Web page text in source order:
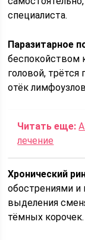
специалиста.
Паразитарное
беспокойством
головой,
отёк
Читать еще:
лечение
Хронический
обострениями
выделения
тёмных корочек.